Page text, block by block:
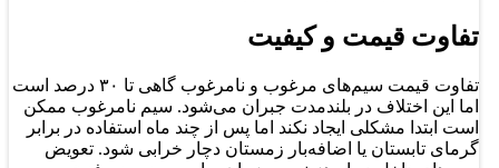
تفاوت قیمت و کیفیت
تفاوت قیمت سیم‌های مرغوب و نامرغوب گاهی تا ۳۰ درصد است
اما این اختلاف در بلندمدت جبران می‌شود. سیم نامرغوب ممکن
است ابتدا مشکلی ایجاد نکند اما پس از چند ماه استفاده در برابر
گرمای تابستان یا اضافه‌بار زمستان دچار خرابی شود. تعویض